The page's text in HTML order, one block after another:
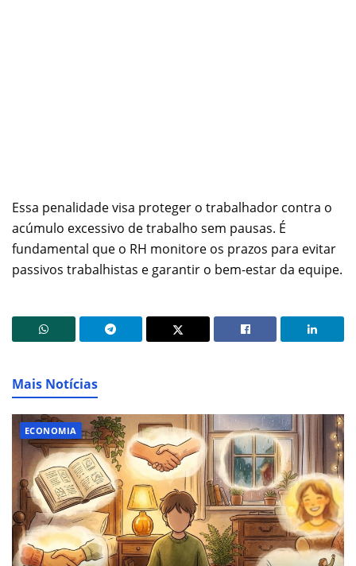
Essa penalidade visa proteger o trabalhador contra o
acúmulo excessivo de trabalho sem pausas. É
fundamental que o RH monitore os prazos para evitar
passivos trabalhistas e garantir o bem-estar da equipe.
Mais Notícias
ECONOMIA